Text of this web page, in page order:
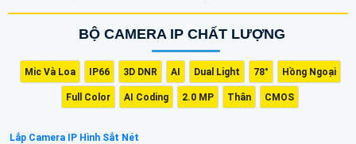
BỘ CAMERA IP CHẤT LƯỢNG
Mic Và Loa IP66 3D DNR AI Dual Light 78° Hồng Ngoại
Full Color AI Coding 2.0 MP Thân CMOS
Lắp Camera IP Hình Sắt Nét